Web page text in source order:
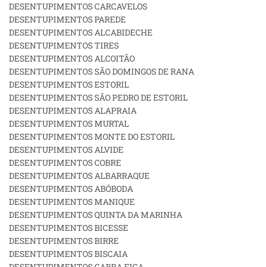
DESENTUPIMENTOS CARCAVELOS
DESENTUPIMENTOS PAREDE
DESENTUPIMENTOS ALCABIDECHE
DESENTUPIMENTOS TIRES
DESENTUPIMENTOS ALCOITÃO
DESENTUPIMENTOS SÃO DOMINGOS DE RANA
DESENTUPIMENTOS ESTORIL
DESENTUPIMENTOS SÃO PEDRO DE ESTORIL
DESENTUPIMENTOS ALAPRAIA
DESENTUPIMENTOS MURTAL
DESENTUPIMENTOS MONTE DO ESTORIL
DESENTUPIMENTOS ALVIDE
DESENTUPIMENTOS COBRE
DESENTUPIMENTOS ALBARRAQUE
DESENTUPIMENTOS ABÓBODA
DESENTUPIMENTOS MANIQUE
DESENTUPIMENTOS QUINTA DA MARINHA
DESENTUPIMENTOS BICESSE
DESENTUPIMENTOS BIRRE
DESENTUPIMENTOS BISCAIA